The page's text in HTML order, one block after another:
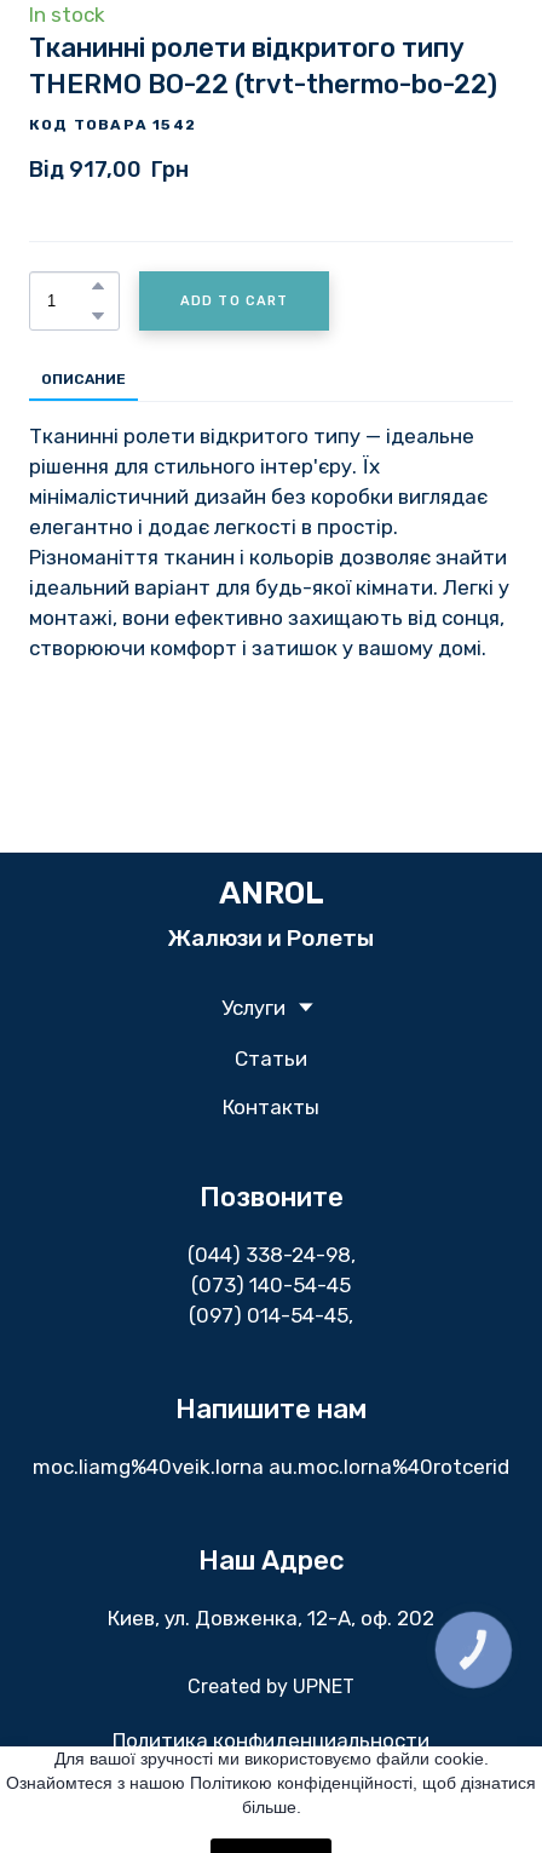
In stock
Тканинні ролети відкритого типу
THERMO BO-22 (trvt-thermo-bo-22)
КОД ТОВАРА 1542
Від 917,00  Грн
ADD TO CART
ОПИСАНИЕ
Тканинні ролети відкритого типу — ідеальне
рішення для стильного інтер'єру. Їх
мінімалістичний дизайн без коробки виглядає
елегантно і додає легкості в простір.
Різноманіття тканин і кольорів дозволяє знайти
ідеальний варіант для будь-якої кімнати. Легкі у
монтажі, вони ефективно захищають від сонця,
створюючи комфорт і затишок у вашому домі.
ANROL
Жалюзи и Ролеты
Услуги
Статьи
Контакты
Позвоните
(044) 338-24-98,
(073) 140-54-45
(097) 014-54-45,
Напишите нам
moc.liamg%40veik.lorna au.moc.lorna%40rotcerid
Наш Адрес
Киев, ул. Довженка, 12-А, оф. 202
Created by UPNET
Политика конфиденциальности
Все права защищены
Для вашої зручності ми використовуємо файли cookie.
Ознайомтеся з нашою Політикою конфіденційності, щоб дізнатися
більше.
КНОПКА
ЗВ'ЯЗКУ